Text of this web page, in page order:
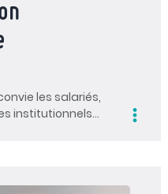
les salariés,
institutionnels…